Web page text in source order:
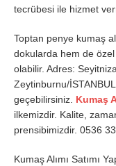
tecrübesi ile hizmet
Toptan penye kumaş
dokularda hem de
olabilir. Adres:
Zeytinburnu/
geçebilirsiniz. Kumaş
ilkemizdir. Kalite,
prensibimizdir. 0536
Kumaş Alımı Satımı